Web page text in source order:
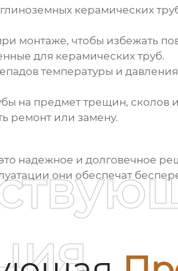
глиноземных керамических
монтаже, чтобы избежать
для керамических труб.
температуры и
на предмет трещин,
ремонт или замену.
надежное и долговечное
они обеспечат